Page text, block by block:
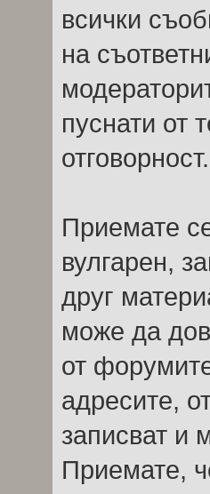
всички
на
пуснати от
отговорност.
Приемате
вулгарен,
друг
може да
от
адресите,
записват и
Приемате,